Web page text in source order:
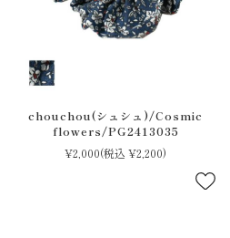
chouchou(シュシュ)/Cosmic
flowers/PG2413035
¥2,000(税込 ¥2,200)